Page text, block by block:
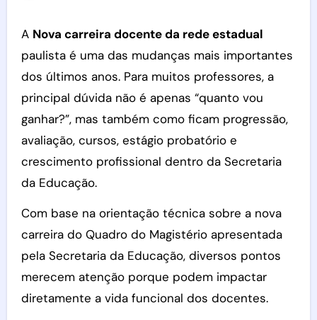
A Nova carreira docente da rede estadual
paulista é uma das mudanças mais importantes
dos últimos anos. Para muitos professores, a
principal dúvida não é apenas “quanto vou
ganhar?”, mas também como ficam progressão,
avaliação, cursos, estágio probatório e
crescimento profissional dentro da Secretaria
da Educação.
Com base na orientação técnica sobre a nova
carreira do Quadro do Magistério apresentada
pela Secretaria da Educação, diversos pontos
merecem atenção porque podem impactar
diretamente a vida funcional dos docentes.